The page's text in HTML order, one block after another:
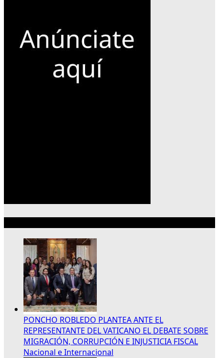
PONCHO ROBLEDO PLANTEA ANTE EL
REPRESENTANTE DEL VATICANO EL DEBATE SOBRE
MIGRACIÓN, CORRUPCIÓN E INJUSTICIA FISCAL
Nacional e Internacional